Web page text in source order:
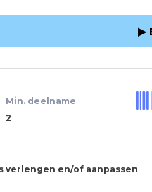
▶
Min. deelname
2
verlengen en/of aanpassen